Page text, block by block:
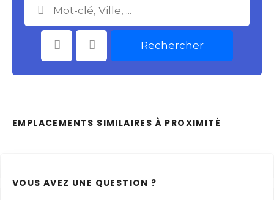
Catégories Choisir le Lieu Rechercher
EMPLACEMENTS SIMILAIRES À PROXIMITÉ
VOUS AVEZ UNE QUESTION ?